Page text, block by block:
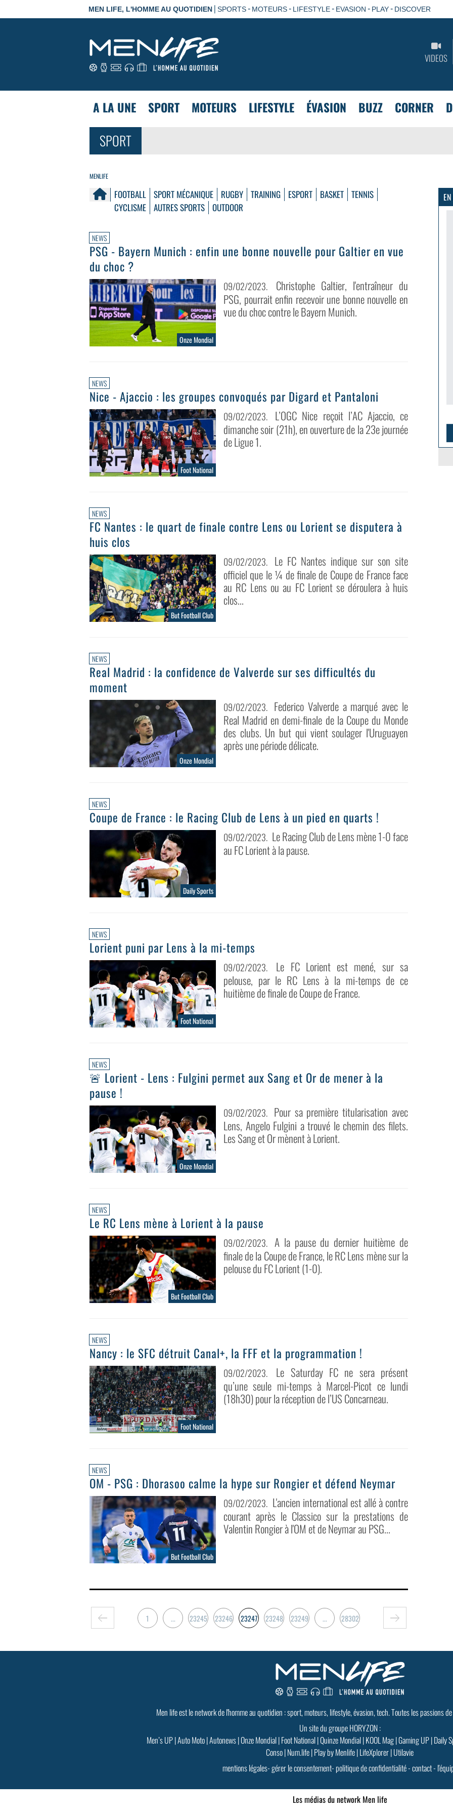
MEN LIFE, L'HOMME AU QUOTIDIEN | SPORTS- MOTEURS- LIFESTYLE- EVASION - PLAY- DISCOVER
VIDEOS
A LA UNE SPORT MOTEURS LIFESTYLE ÉVASION BUZZ CORNER
SPORT
MENLIFE
FOOTBALL SPORT MÉCANIQUE RUGBY TRAINING ESPORT BASKET TENNIS
CYCLISME AUTRES SPORTS OUTDOOR
NEWS
PSG - Bayern Munich : enfin une bonne nouvelle pour Galtier en vue
du choc ?
Onze Mondial
09/02/2023.
Christophe Galtier, l'entraîneur du
PSG, pourrait enfin recevoir une bonne nouvelle en
vue du choc contre le Bayern Munich.
NEWS
Nice - Ajaccio : les groupes convoqués par Digard et Pantaloni
Foot National
09/02/2023.
L’OGC Nice reçoit l’AC Ajaccio, ce
dimanche soir (21h), en ouverture de la 23e journée
de Ligue 1.
NEWS
FC Nantes : le quart de finale contre Lens ou Lorient se disputera à
huis clos
But Football Club
09/02/2023. Le FC Nantes indique sur son site
officiel que le ¼ de finale de Coupe de France face
au RC Lens ou au FC Lorient se déroulera à huis
clos...
NEWS
Real Madrid : la confidence de Valverde sur ses difficultés du
moment
Onze Mondial
09/02/2023. Federico Valverde a marqué avec le
Real Madrid en demi-finale de la Coupe du Monde
des clubs. Un but qui vient soulager l'Uruguayen
après une période délicate.
NEWS
Coupe de France : le Racing Club de Lens à un pied en quarts !
Daily Sports
09/02/2023. Le Racing Club de Lens mène 1-0 face
au FC Lorient à la pause.
NEWS
Lorient puni par Lens à la mi-temps
Foot National
09/02/2023.
Le FC Lorient est mené, sur sa
pelouse, par le RC Lens à la mi-temps de ce
huitième de finale de Coupe de France.
NEWS
🚨 Lorient - Lens : Fulgini permet aux Sang et Or de mener à la
pause !
Onze Mondial
09/02/2023. Pour sa première titularisation avec
Lens, Angelo Fulgini a trouvé le chemin des filets.
Les Sang et Or mènent à Lorient.
NEWS
Le RC Lens mène à Lorient à la pause
But Football Club
09/02/2023. A la pause du dernier huitième de
finale de la Coupe de France, le RC Lens mène sur la
pelouse du FC Lorient (1-0).
NEWS
Nancy : le SFC détruit Canal+, la FFF et la programmation !
Foot National
09/02/2023.
Le Saturday FC ne sera présent
qu’une seule mi-temps à Marcel-Picot ce lundi
(18h30) pour la réception de l’US Concarneau.
NEWS
OM - PSG : Dhorasoo calme la hype sur Rongier et défend Neymar
But Football Club
09/02/2023. L'ancien international est allé à contre
courant après le Classico sur la prestations de
Valentin Rongier à l'OM et de Neymar au PSG...
1 ... 23245 23246 23247 23248 23249 ... 28302
Men life est le network de l'homme au quotidien : sport, moteurs, lifestyle, évasion, tech. Toutes les passions
Un site du groupe HORYZON :
Men’s UP|Auto Moto|Autonews|Onze Mondial|Foot National|Quinze Mondial|KOOL Mag|Gaming UP|Daily
Conso|Num.life|Play by Menlife|LifeXplorer|Utilavie
mentions légales-gérer le consentement-politique de confidentialité-contact-
Les médias du network Men life